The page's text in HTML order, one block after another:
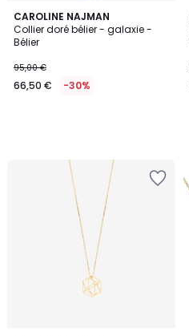
CAROLINE NAJMAN
Collier doré bélier - galaxie -
Bélier
95,00 €
66,50 € -30%